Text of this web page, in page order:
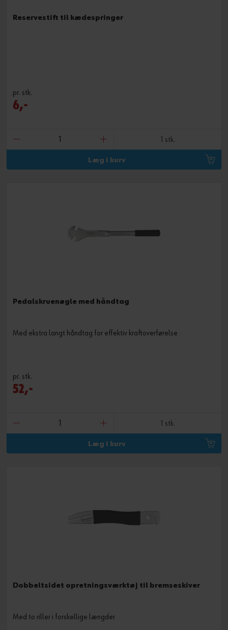
Reservestift til kædespringer
pr. stk.
6,-
1 stk.
Læg i kurv
Pedalskruenøgle med håndtag
Med ekstra langt håndtag for effektiv kraftoverførelse
pr. stk.
52,-
1 stk.
Læg i kurv
Dobbeltsidet opretningsværktøj til bremseskiver
Med to riller i forskellige længder